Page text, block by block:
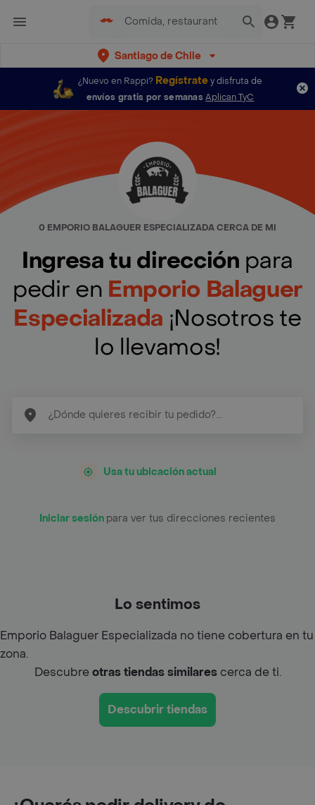
Santiago de Chile
¿Nuevo en Rappi? Regístratey disfruta de
envíos gratis por semanas Aplican TyC
0 EMPORIO BALAGUER ESPECIALIZADA CERCA DE MI
Ingresa tu dirección para
pedir en Emporio Balaguer
Especializada ¡Nosotros te
lo llevamos!
Usa tu ubicación actual
Iniciar sesión para ver tus direcciones recientes
Lo sentimos
Emporio Balaguer Especializada no tiene cobertura en tu
zona.
Descubreotras tiendas similarescerca de ti.
Descubrir tiendas